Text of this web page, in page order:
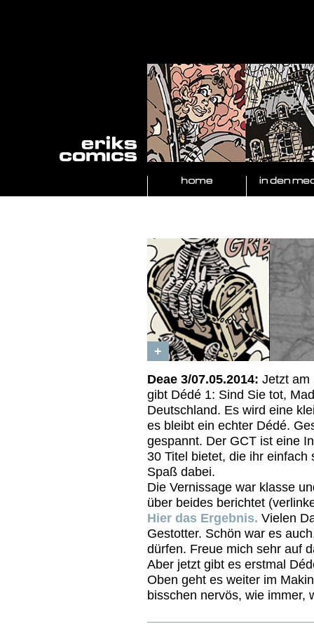
+
Deae 3/07.05.2014: Jetzt am
gibt Dédé 1: Sind Sie tot,
Deutschland. Es wird eine
es bleibt ein echter Dédé.
gespannt. Der GCT ist eine
30 Titel bietet, die ihr
Spaß dabei.
Die Vernissage war klasse
über beides berichtet
Hier das Ergebnis. Vielen
Gestotter. Schön war es
dürfen. Freue mich sehr auf
Aber jetzt gibt es erstmal
Oben geht es weiter im
bisschen nervös, wie immer,